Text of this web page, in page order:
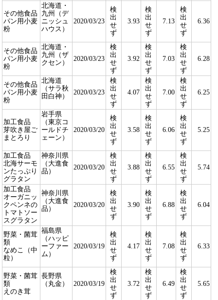
その他食品
パン用小麦
粉
北海道・
九州（デ
ニッシュ
ハウス）
2020/03/23
検
出
せ
ず
3.93
検
出
せ
ず
7.13
検
出
せ
ず
6.36
その他食品
パン用小麦
粉
北海道・
九州（ザ
クセン）
2020/03/23
検
出
せ
ず
3.92
検
出
せ
ず
7.03
検
出
せ
ず
6.28
その他食品
パン用小麦
粉
北海道
（サラ秋
田白神）
2020/03/23
検
出
せ
ず
4.07
検
出
せ
ず
7.00
検
出
せ
ず
6.25
加工食品
芽吹き屋ご
まとろり
岩手県
（東京コ
ールドチ
ェーン）
2020/03/20
検
出
せ
ず
3.58
検
出
せ
ず
6.06
検
出
せ
ず
5.25
加工食品
北海サーモ
ンたっぷり
グラタン
神奈川県
（大進食
品）
2020/03/20
検
出
せ
ず
3.88
検
出
せ
ず
6.55
検
出
せ
ず
5.74
加工食品
オーガニッ
クペンネの
トマトソー
スグラタン
神奈川県
（大進食
品）
2020/03/20
検
出
せ
ず
3.90
検
出
せ
ず
6.88
検
出
せ
ず
6.04
野菜・菌茸
類
なめこ（中
粒）
福島県
（ハッピ
ーファー
ム）
2020/03/19
検
出
せ
ず
4.17
検
出
せ
ず
7.08
検
出
せ
ず
6.33
野菜・菌茸
類
えのき茸
長野県
（丸金）
2020/03/19
検
出
せ
ず
3.72
検
出
せ
ず
6.49
検
出
せ
ず
5.65